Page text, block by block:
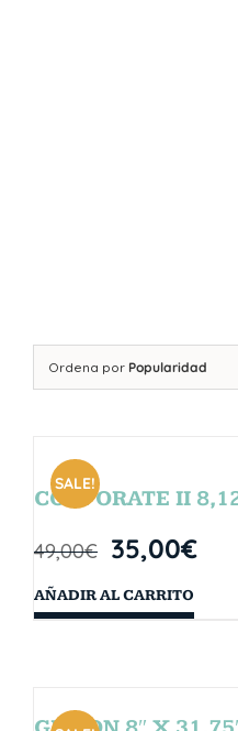
Ordena por Popularidad
SALE!
CORPORATE II
49,00€ 35,00€
AÑADIR AL CARRITO